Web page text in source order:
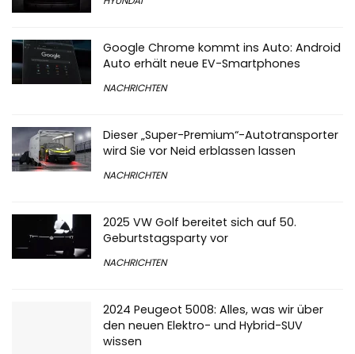
HYUNDAI
Google Chrome kommt ins Auto: Android
Auto erhält neue EV-Smartphones
NACHRICHTEN
Dieser „Super-Premium“-Autotransporter
wird Sie vor Neid erblassen lassen
NACHRICHTEN
2025 VW Golf bereitet sich auf 50.
Geburtstagsparty vor
NACHRICHTEN
2024 Peugeot 5008: Alles, was wir über
den neuen Elektro- und Hybrid-SUV
wissen